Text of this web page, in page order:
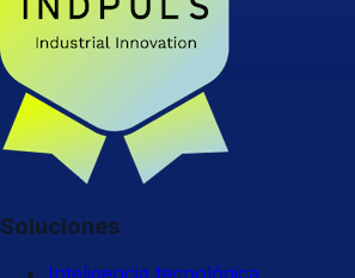
Soluciones